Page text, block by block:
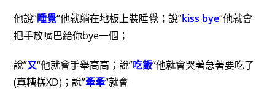
他說”睡覺“他就躺在地板上裝睡覺；說”kiss bye“他就會
把手放嘴巴給你bye一個；
說”又“他就會手舉高高；說”吃飯“他就會哭著急著要吃了
(真糟糕XD)；說”牽牽“就會